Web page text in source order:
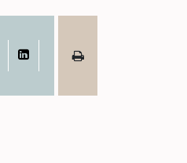
WhatsAppLinkedIn